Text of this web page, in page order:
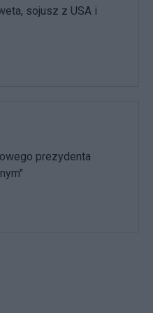
sojusz z USA i
prezydenta